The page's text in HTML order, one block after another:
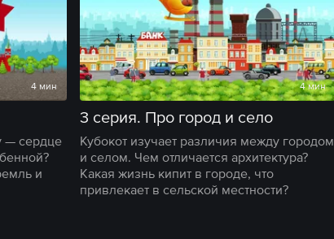
4 мин
— сердце
и
4 мин
3 серия. Про город и село
Кубокот изучает различия между городом
и селом. Чем отличается архитектура?
Какая жизнь кипит в городе, что
привлекает в сельской местности?